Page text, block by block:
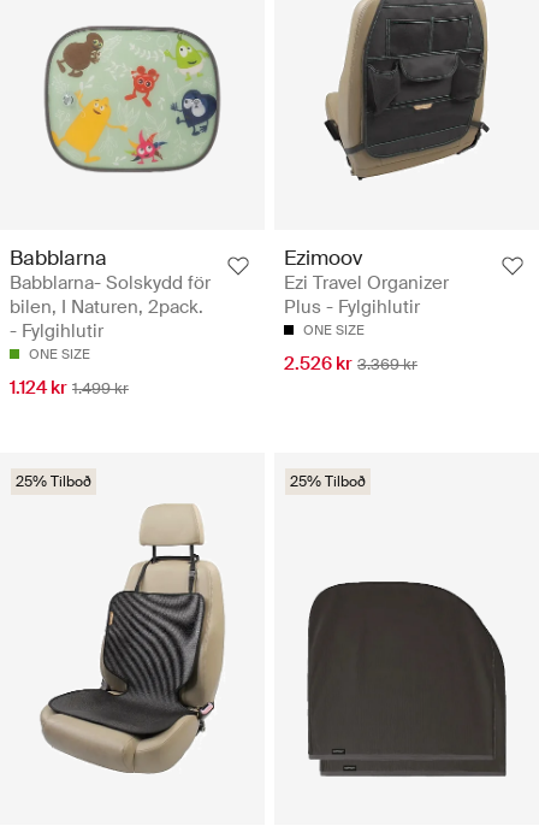
Babblarna
Babblarna- Solskydd för
bilen, I Naturen, 2pack.
- Fylgihlutir
ONE SIZE
1.124 kr 1.499 kr
Ezimoov
Ezi Travel Organizer
Plus - Fylgihlutir
ONE SIZE
2.526 kr 3.369 kr
25% Tilboð 25% Tilboð